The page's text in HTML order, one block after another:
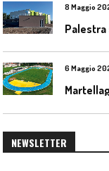
8 Maggio
6 Maggio
NEWSLETTER